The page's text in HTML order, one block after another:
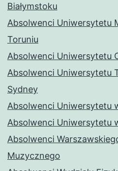
Białymstoku
Absolwenci Uniwersytetu
Toruniu
Absolwenci Uniwersytetu
Absolwenci Uniwersytetu
Sydney
Absolwenci Uniwersytetu
Absolwenci Uniwersytetu
Absolwenci
Muzycznego